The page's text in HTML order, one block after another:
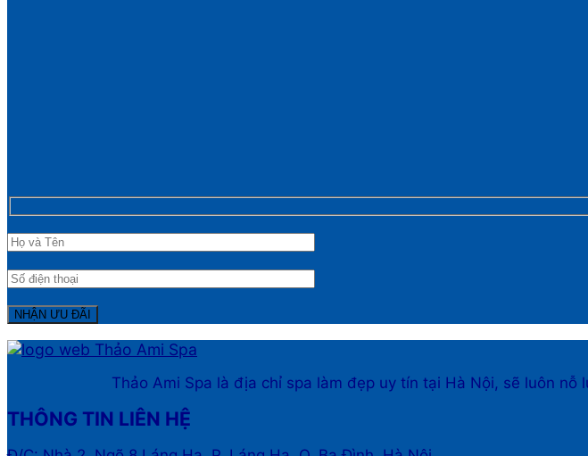
Thảo Ami Spa là địa chỉ spa làm đẹp uy tín tại Hà Nội, sẽ luôn
THÔNG TIN LIÊN HỆ